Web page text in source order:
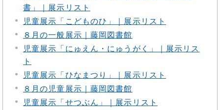
書」｜展示リスト
児童展示「こどものひ」｜展示リスト
８月の一般展示｜藤岡図書館
児童展示「にゅえん・にゅうがく」｜展示リス
ト
児童展示「ひなまつり」｜展示リスト
８月の児童展示｜藤岡図書館
児童展示「せつぶん」｜展示リスト